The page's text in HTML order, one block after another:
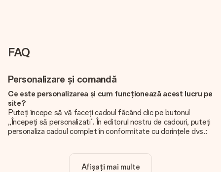
FAQ
Personalizare și comandă
Ce este personalizarea și cum funcționează acest lucru pe
site?
Puteți începe să vă faceți cadoul făcând clic pe butonul
„Începeți să personalizati”. În editorul nostru de cadouri, puteți
personaliza cadoul complet în conformitate cu dorințele dvs.:
Afișați mai multe